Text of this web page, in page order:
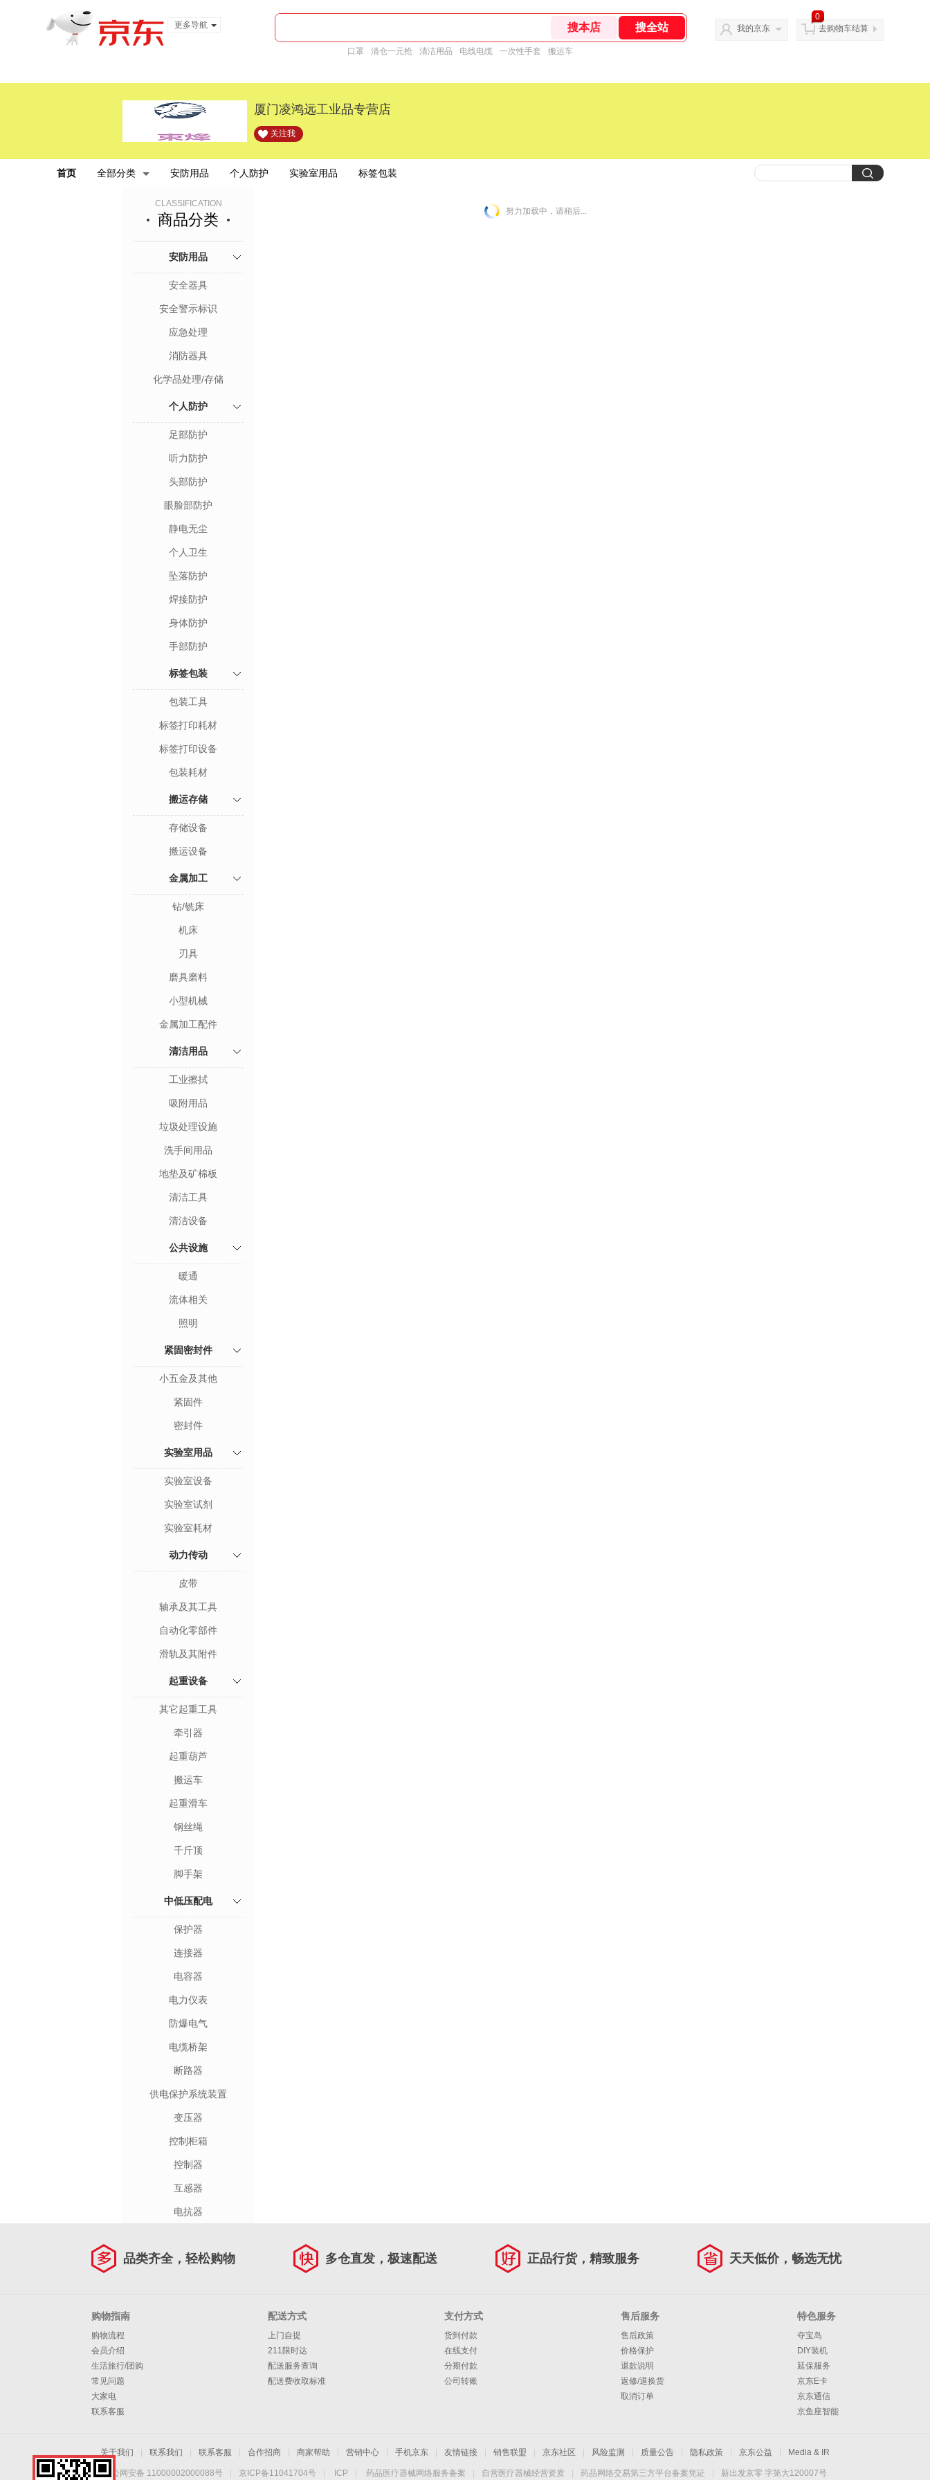
更多导航
口罩 清仓一元抢 清洁用品 电线电缆 一次性手套 搬运车
我的京东
0
去购物车结算
厦门凌鸿远工业品专营店
关注我
首页 全部分类 安防用品 个人防护 实验室用品 标签包装
CLASSIFICATION
商品分类
安防用品
安全器具
安全警示标识
应急处理
消防器具
化学品处理/存储
个人防护
足部防护
听力防护
头部防护
眼脸部防护
静电无尘
个人卫生
坠落防护
焊接防护
身体防护
手部防护
标签包装
包装工具
标签打印耗材
标签打印设备
包装耗材
搬运存储
存储设备
搬运设备
金属加工
钻/铣床
机床
刃具
磨具磨料
小型机械
金属加工配件
清洁用品
工业擦拭
吸附用品
垃圾处理设施
洗手间用品
地垫及矿棉板
清洁工具
清洁设备
公共设施
暖通
流体相关
照明
紧固密封件
小五金及其他
紧固件
密封件
实验室用品
实验室设备
实验室试剂
实验室耗材
动力传动
皮带
轴承及其工具
自动化零部件
滑轨及其附件
起重设备
其它起重工具
牵引器
起重葫芦
搬运车
起重滑车
钢丝绳
千斤顶
脚手架
中低压配电
保护器
连接器
电容器
电力仪表
防爆电气
电缆桥架
断路器
供电保护系统装置
变压器
控制柜箱
控制器
互感器
电抗器
努力加载中，请稍后...
品类齐全，轻松购物 多仓直发，极速配送 正品行货，精致服务 天天低价，畅选无忧
购物指南
购物流程
会员介绍
生活旅行/团购
常见问题
大家电
联系客服
配送方式
上门自提
211限时达
配送服务查询
配送费收取标准
支付方式
货到付款
在线支付
分期付款
公司转账
售后服务
售后政策
价格保护
退款说明
返修/退换货
取消订单
特色服务
夺宝岛
DIY装机
延保服务
京东E卡
京东通信
京鱼座智能
关于我们 联系我们 联系客服 合作招商 商家帮助 营销中心 手机京东 友情链接 销售联盟 京东社区 风险监测 质量公告 隐私政策 京东公益 Media & IR
京公网安备 11000002000088号 京ICP备11041704号 ICP 药品医疗器械网络服务备案 自营医疗器械经营资质 药品网络交易第三方平台备案凭证 新出发京零 字第大120007号